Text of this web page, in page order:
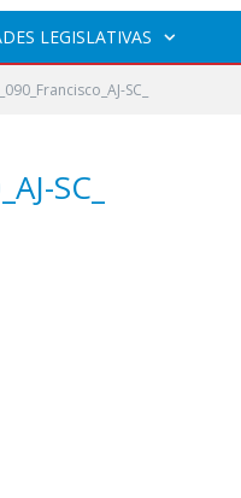
LEGISLATIVAS
SC_
SC_